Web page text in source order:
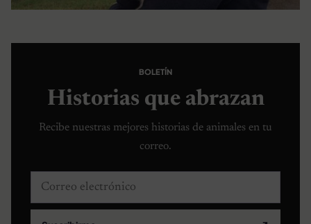
BOLETÍN
Historias que abrazan
Recibe nuestras mejores historias de animales en tu
correo.
Correo electrónico